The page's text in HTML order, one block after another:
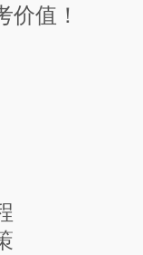
价值！